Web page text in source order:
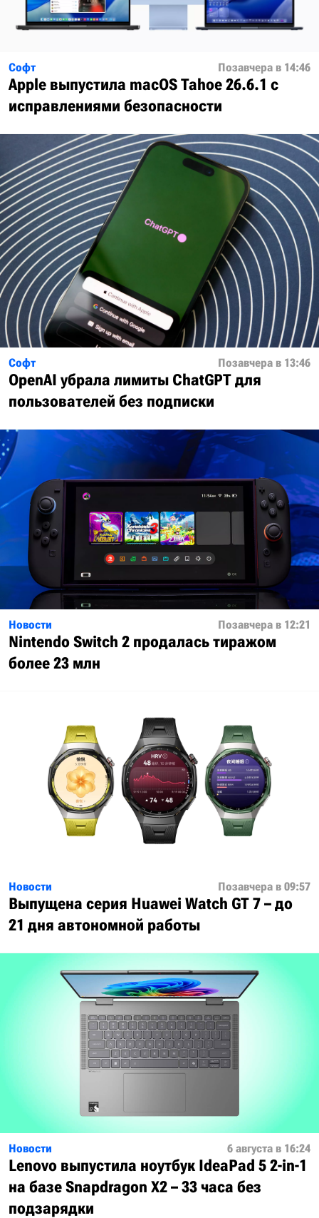
Софт Позавчера в 14:46
Apple выпустила macOS Tahoe 26.6.1 с
исправлениями безопасности
Софт Позавчера в 13:46
OpenAI убрала лимиты ChatGPT для
пользователей без подписки
Новости Позавчера в 12:21
Nintendo Switch 2 продалась тиражом
более 23 млн
Новости Позавчера в 09:57
Выпущена серия Huawei Watch GT 7 – до
21 дня автономной работы
Новости 6 августа в 16:24
Lenovo выпустила ноутбук IdeaPad 5 2-in-1
на базе Snapdragon X2 – 33 часа без
подзарядки